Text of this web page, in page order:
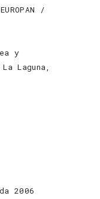
/
y
Laguna,
2006